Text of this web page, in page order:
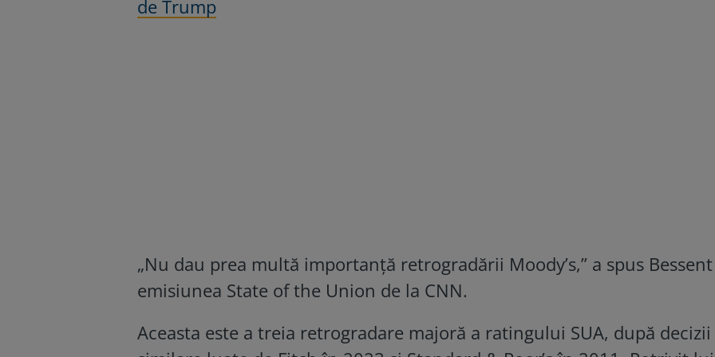
de Trump
„Nu dau prea multă importanţă retrogradării Moody’s,” a spus
emisiunea State of the Union de la CNN.
Aceasta este a treia retrogradare majoră a ratingului SUA, după decizii